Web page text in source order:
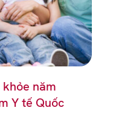
năm
Y tế Quốc